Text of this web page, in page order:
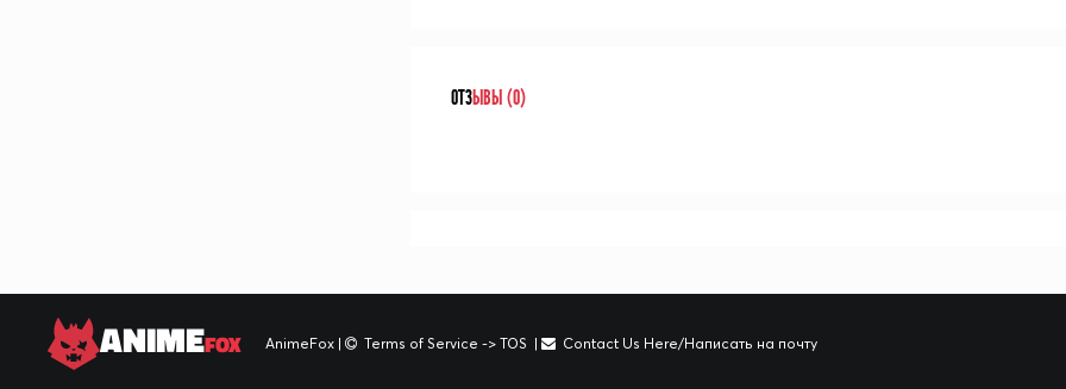
ОТЗЫВЫ (0)
ANIMEFOX AnimeFox | Terms of Service -> TOS | Contact Us Here/Написать на почту